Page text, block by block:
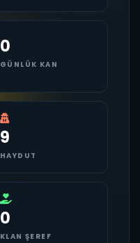
0
GÜNLÜK KAN
9
HAYDUT
0
KLAN ŞEREF